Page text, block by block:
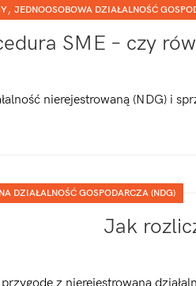
, JEDNOOSOBOWA DZIAŁALNOŚĆ
SME – czy
nierejestrowaną (NDG) i
DZIAŁALNOŚĆ GOSPODARCZA (NDG)
Jak